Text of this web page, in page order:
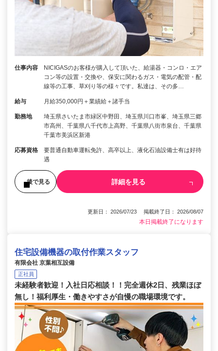
仕事内容
NICIGASのお客様が購入して頂いた、給湯器・コンロ・エア
コン等の設置・交換や、保安に関わるガス・電気の配管・配
線等の工事、草刈り等の様々です。私達は、その多…
給与 月給350,000円＋業績給＋諸手当
勤務地
埼玉県さいたま市緑区中野田、埼玉県川口市峯、埼玉県三郷
市高州、千葉県八千代市上高野、千葉県八街市泉台、千葉県
千葉市美浜区新港
応募資格
要普通自動車運転免許、高卒以上、液化石油設備士有は好待
遇
後で見る 詳細を見る
更新日： 2026/07/23 掲載終了日： 2026/08/07
本日掲載終了になります
住宅設備機器の取付作業スタッフ
有限会社 京葉相互設備
正社員
未経験者歓迎！入社日応相談！！完全週休2日、残業ほぼ
無し！福利厚生・働きやすさが自慢の職場環境です。